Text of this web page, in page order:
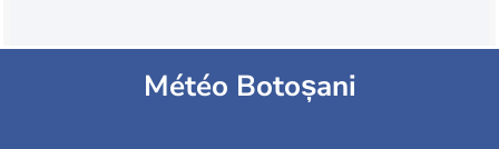
Météo Botoșani